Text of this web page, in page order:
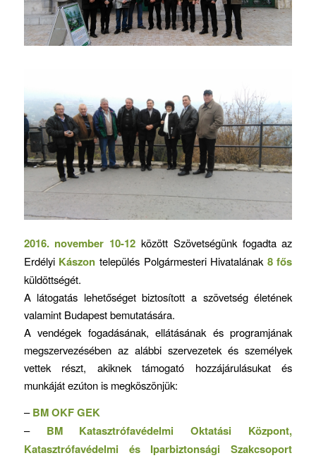
2016. november 10-12 között Szövetségünk fogadta az
Erdélyi Kászon település Polgármesteri Hivatalának 8 fős
küldöttségét.
A látogatás lehetőséget biztosított a szövetség életének
valamint Budapest bemutatására.
A vendégek fogadásának, ellátásának és programjának
megszervezésében az alábbi szervezetek és személyek
vettek részt, akiknek támogató hozzájárulásukat és
munkáját ezúton is megköszönjük:
–BM OKF GEK
– BM Katasztrófavédelmi Oktatási Központ,
Katasztrófavédelmi és Iparbiztonsági Szakcsoport